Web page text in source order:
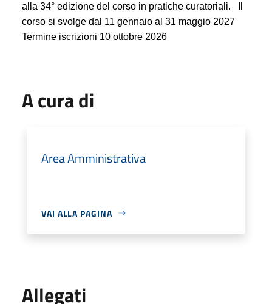
alla 34° edizione del corso in pratiche curatoriali. Il
corso si svolge dal 11 gennaio al 31 maggio 2027
Termine iscrizioni 10 ottobre 2026
A cura di
Area Amministrativa
VAI ALLA PAGINA
Allegati